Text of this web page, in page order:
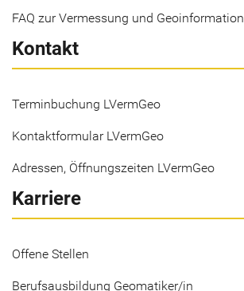
FAQ zur Vermessung und Geoinformation
Kontakt
Terminbuchung LVermGeo
Kontaktformular LVermGeo
Adressen, Öffnungszeiten LVermGeo
Karriere
Offene Stellen
Berufsausbildung Geomatiker/in